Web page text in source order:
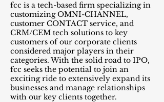
fcc is a tech-based firm specializing in
customizing OMNI-CHANNEL,
customer CONTACT service, and
CRM/CEM tech solutions to key
customers of our corporate clients
considered major players in their
categories. With the solid road to IPO,
fcc seeks the potential to join an
exciting ride to extensively expand its
businesses and manage relationships
with our key clients together.